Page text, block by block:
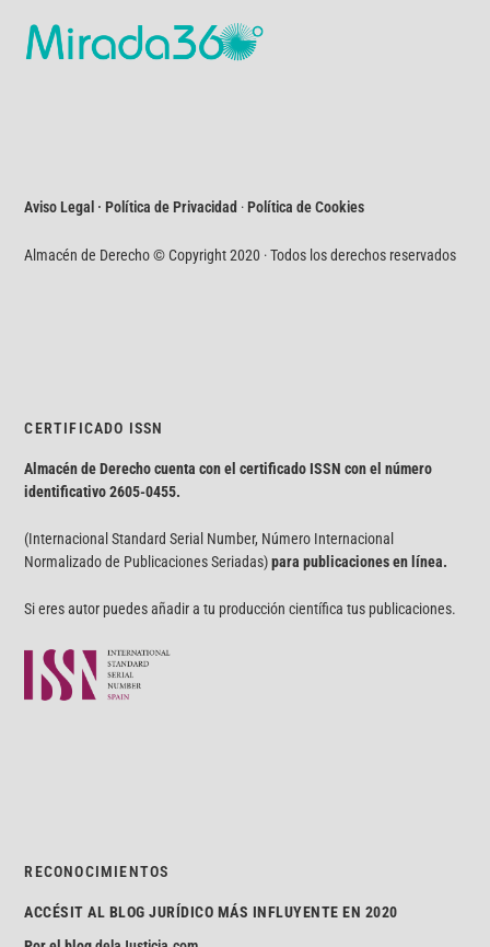
Aviso Legal · Política de Privacidad ·Política de Cookies
Almacén de Derecho © Copyright 2020 · Todos los derechos reservados
CERTIFICADO ISSN
Almacén de Derecho cuenta con el certificado ISSN con el número
identificativo2605-0455.
(Internacional Standard Serial Number, Número Internacional
Normalizado de Publicaciones Seriadas)para publicaciones en línea.
Si eres autor puedes añadir a tu producción científica tus publicaciones.
RECONOCIMIENTOS
ACCÉSIT AL BLOG JURÍDICO MÁS INFLUYENTE EN 2020